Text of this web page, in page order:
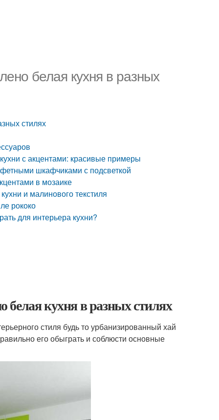
белая кухня в разных
стилях
с акцентами: красивые примеры
шкафчиками с подсветкой
в мозаике
и малинового текстиля
рококо
для интерьера кухни?
белая кухня в разных стилях
стиля будь то урбанизированный хай
его обыграть и соблюсти основные